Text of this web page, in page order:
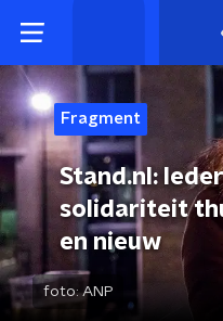
Fragment
Stand.nl:
solidariteit
en nieuw
foto:ANP